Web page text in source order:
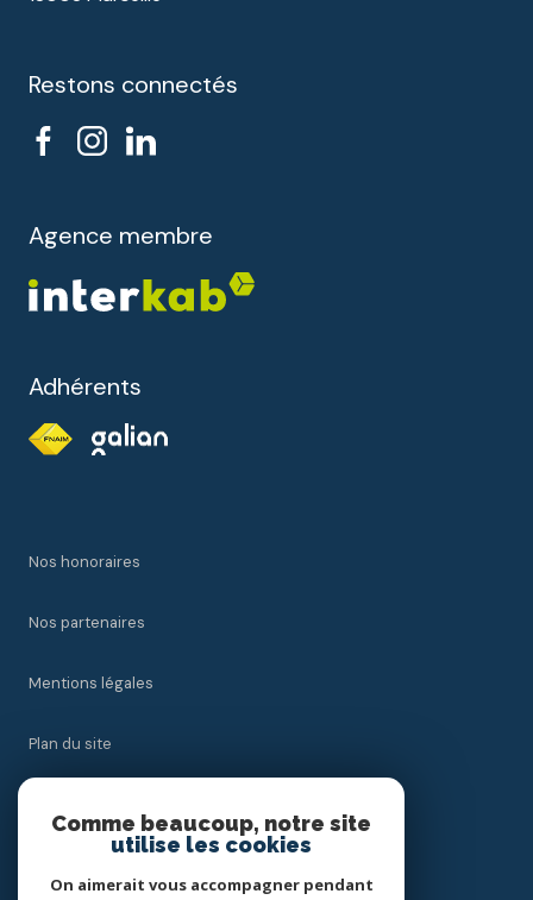
Restons connectés
Agence membre
Adhérents
Nos honoraires
Nos partenaires
Mentions légales
Plan du site
Comme beaucoup, notre site
utilise les cookies
On aimerait vous accompagner pendant